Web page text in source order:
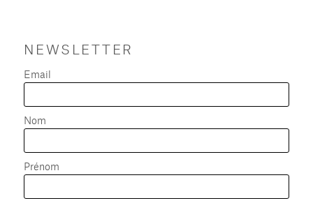
NEWSLETTER
Email
Nom
Prénom